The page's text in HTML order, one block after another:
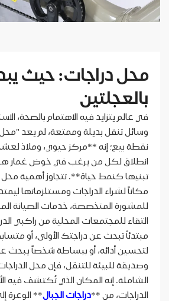
محل دراجات: حيث
بالعجلتين
في عالم يتزايد فيه الاهتمام بالصحة،
وسائل تنقل بديلة وممتعة، لم يعد
نقطة بيع؛ إنه **مركز حيوي، وملاذ
انطلاق لكل من يرغب في خوض غمار هذه
تبنيها كنمط حياة**. تتجاوز أهمية محل
مكاناً لشراء الدراجات ومستلزماتها
للمشورة المتخصصة، خدمات الصيانة
التقاء للمجتمعات المحلية من راكبي
مبتدئاً تبحث عن دراجتك الأولى، أو
لتحسين أدائه، أو ببساطة شخصاً
وصديقة للبيئة للتنقل، فإن محل
الشاملة. إنه المكان الذي تُكتشف فيه
الدراجات، من **دراجات الجبال** الوعرة